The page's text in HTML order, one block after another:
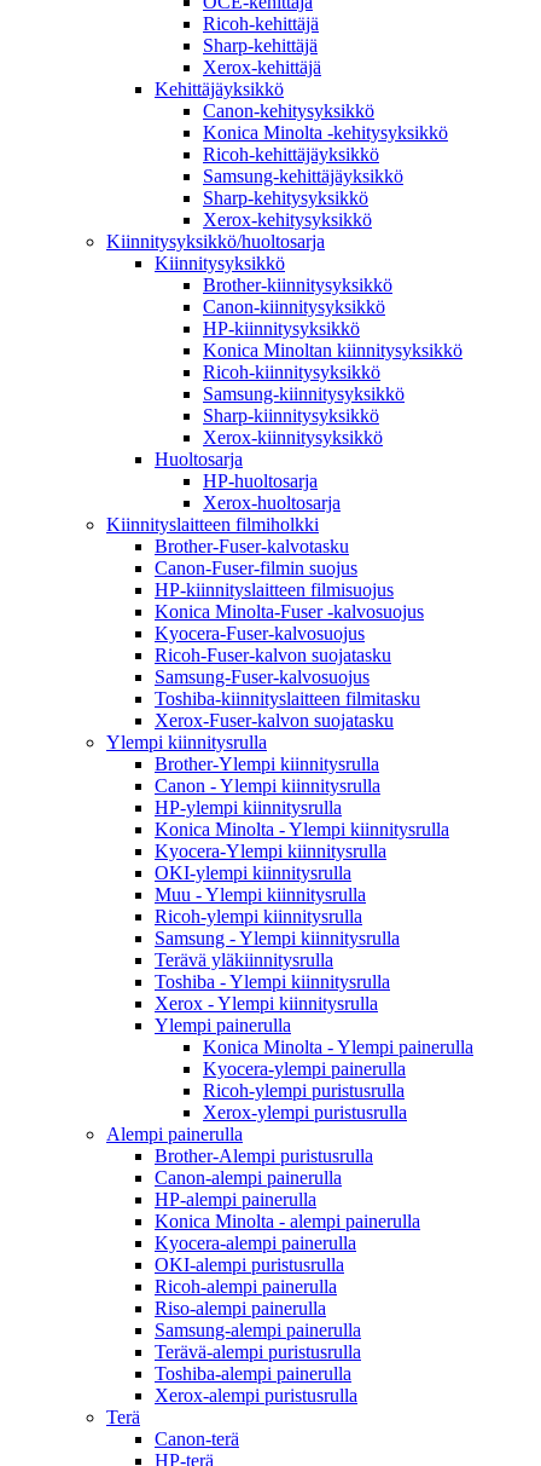
Ricoh-kehittäjä
Sharp-kehittäjä
Xerox-kehittäjä
Kehittäjäyksikkö
Canon-kehitysyksikkö
Konica Minolta -kehitysyksikkö
Ricoh-kehittäjäyksikkö
Samsung-kehittäjäyksikkö
Sharp-kehitysyksikkö
Xerox-kehitysyksikkö
Kiinnitysyksikkö/huoltosarja
Kiinnitysyksikkö
Brother-kiinnitysyksikkö
Canon-kiinnitysyksikkö
HP-kiinnitysyksikkö
Konica Minoltan kiinnitysyksikkö
Ricoh-kiinnitysyksikkö
Samsung-kiinnitysyksikkö
Sharp-kiinnitysyksikkö
Xerox-kiinnitysyksikkö
Huoltosarja
HP-huoltosarja
Xerox-huoltosarja
Kiinnityslaitteen filmiholkki
Brother-Fuser-kalvotasku
Canon-Fuser-filmin suojus
HP-kiinnityslaitteen filmisuojus
Konica Minolta-Fuser -kalvosuojus
Kyocera-Fuser-kalvosuojus
Ricoh-Fuser-kalvon suojatasku
Samsung-Fuser-kalvosuojus
Toshiba-kiinnityslaitteen filmitasku
Xerox-Fuser-kalvon suojatasku
Ylempi kiinnitysrulla
Brother-Ylempi kiinnitysrulla
Canon - Ylempi kiinnitysrulla
HP-ylempi kiinnitysrulla
Konica Minolta - Ylempi kiinnitysrulla
Kyocera-Ylempi kiinnitysrulla
OKI-ylempi kiinnitysrulla
Muu - Ylempi kiinnitysrulla
Ricoh-ylempi kiinnitysrulla
Samsung - Ylempi kiinnitysrulla
Terävä yläkiinnitysrulla
Toshiba - Ylempi kiinnitysrulla
Xerox - Ylempi kiinnitysrulla
Ylempi painerulla
Konica Minolta - Ylempi painerulla
Kyocera-ylempi painerulla
Ricoh-ylempi puristusrulla
Xerox-ylempi puristusrulla
Alempi painerulla
Brother-Alempi puristusrulla
Canon-alempi painerulla
HP-alempi painerulla
Konica Minolta - alempi painerulla
Kyocera-alempi painerulla
OKI-alempi puristusrulla
Ricoh-alempi painerulla
Riso-alempi painerulla
Samsung-alempi painerulla
Terävä-alempi puristusrulla
Toshiba-alempi painerulla
Xerox-alempi puristusrulla
Terä
Canon-terä
HP-terä